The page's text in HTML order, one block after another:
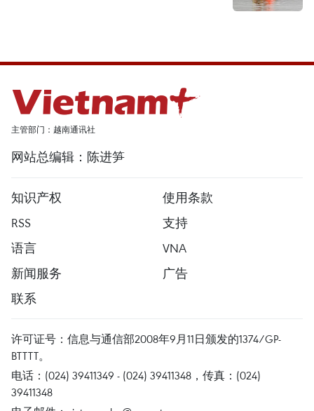
主管部门：越南通讯社
网站总编辑：陈进笋
知识产权
使用条款
RSS
支持
语言
VNA
新闻服务
广告
联系
许可证号：信息与通信部2008年9月11日颁发的1374/GP-
BTTTT。
电话：(024) 39411349 - (024) 39411348，传真：(024)
39411348